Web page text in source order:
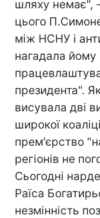
шляху немає", -
цього
між НСНУ і
нагадала
президента".
висувала дві
широкої
прем'єрство
регіонів не
Сьогодні
Раїса
незмінність